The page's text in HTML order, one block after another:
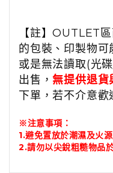
【註】OUTLET
的包裝、印製物可
或是無法讀取(光
出售，無提供退貨
下單，若不介意歡
※注意事項：
1.避免置放於潮濕及火源
2.請勿以尖銳粗糙物品